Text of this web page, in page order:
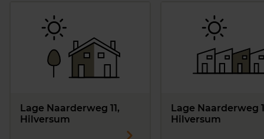
Lage Naarderweg 11,
Hilversum
Lage Naarderweg
Hilversum